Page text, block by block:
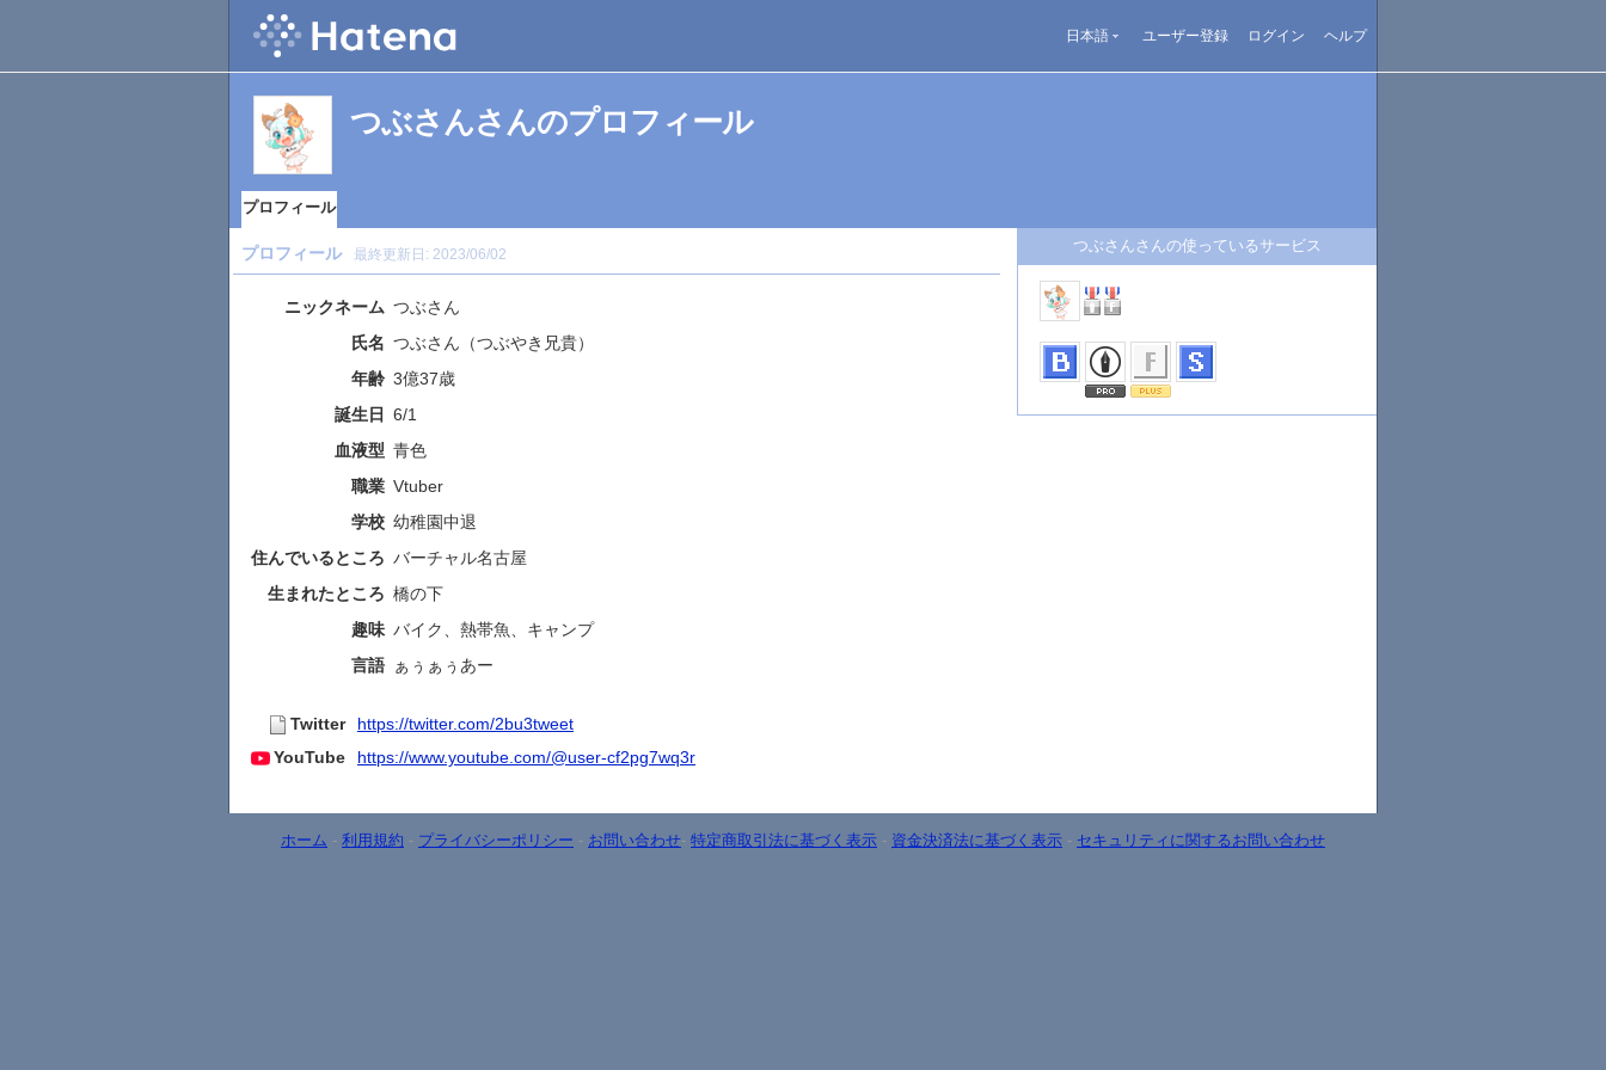
日本語 ユーザー登録 ログイン ヘルプ
つぶさんさんのプロフィール
プロフィール
プロフィール 最終更新日: 2023/06/02
ニックネーム つぶさん
氏名 つぶさん（つぶやき兄貴）
年齢 3億37歳
誕生日
6/1
血液型 青色
職業 Vtuber
学校 幼稚園中退
住んでいるところ バーチャル名古屋
生まれたところ 橋の下
趣味 バイク、熱帯魚、キャンプ
言語 ぁぅぁぅあー
Twitter
https://twitter.com/2bu3tweet
YouTube
https://www.youtube.com/@user-cf2pg7wq3r
つぶさんさんの使っているサービス
ホーム - 利用規約 - プライバシーポリシー - お問い合わせ- 特定商取引法に基づく表示 - 資金決済法に基づく表示 - セキュリティに関するお問い合わせ